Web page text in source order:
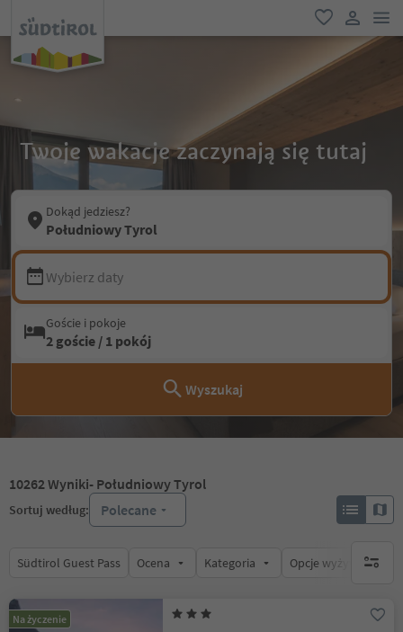
ulubione
link
Twoje wakacje zaczynają się tutaj
Dokąd jedziesz?
Południowy Tyrol
Wybierz daty
Goście i pokoje
2 goście / 1 pokój
Wyszukaj
10262Wyniki- Południowy Tyrol
Sortuj według: Polecane
Südtirol Guest Pass Ocena Kategoria Opcje wyżywieniabrak
Na życzenie